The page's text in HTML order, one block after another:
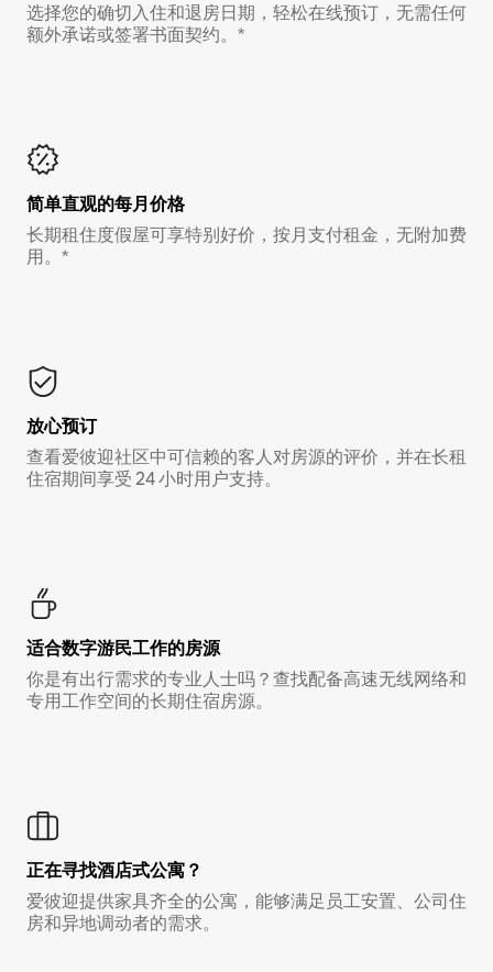
选择您的确切入住和退房日期，轻松在线预订，无需任何
额外承诺或签署书面契约。*
简单直观的每月价格
长期租住度假屋可享特别好价，按月支付租金，无附加费
用。*
放心预订
查看爱彼迎社区中可信赖的客人对房源的评价，并在长租
住宿期间享受 24 小时用户支持。
适合数字游民工作的房源
你是有出行需求的专业人士吗？查找配备高速无线网络和
专用工作空间的长期住宿房源。
正在寻找酒店式公寓？
爱彼迎提供家具齐全的公寓，能够满足员工安置、公司住
房和异地调动者的需求。